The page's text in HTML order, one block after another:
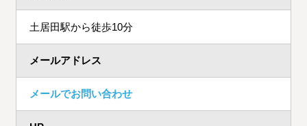
土居田駅から徒歩10分
メールアドレス
メールでお問い合わせ